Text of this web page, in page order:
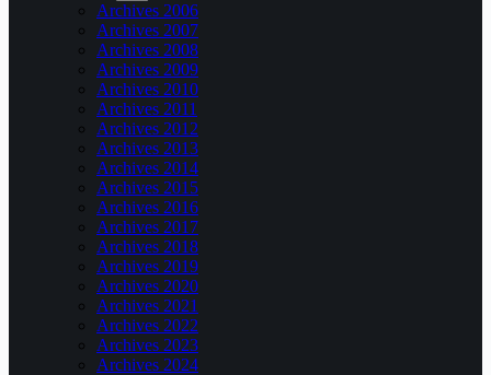
Archives 2006
Archives 2007
Archives 2008
Archives 2009
Archives 2010
Archives 2011
Archives 2012
Archives 2013
Archives 2014
Archives 2015
Archives 2016
Archives 2017
Archives 2018
Archives 2019
Archives 2020
Archives 2021
Archives 2022
Archives 2023
Archives 2024